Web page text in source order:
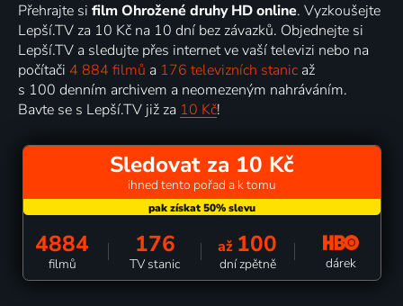
Přehrajte si film Ohrožené druhy HD online. Vyzkoušejte
Lepší.TV za 10 Kč na 10 dní bez závazků. Objednejte si
Lepší.TV a sledujte přes internet ve vaší televizi nebo na
počítači 4 884 filmů a 176 televizních stanic až
s 100 denním archivem a neomezeným nahráváním.
Bavte se s Lepší.TV již za 10 Kč!
Sledovat za 10 Kč
ihned tento pořad a k tomu
4884
filmů
176
TV stanic
až 100
dní zpětně dárek